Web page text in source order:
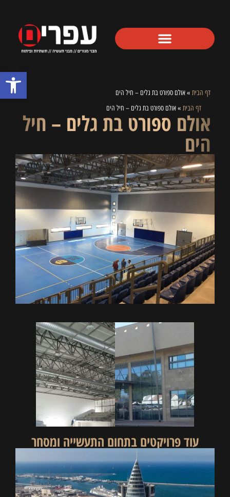
פתח
דף הבית »אולם ספורט בת גלים – חיל הים
דף הבית »אולם ספורט בת גלים – חיל הים
אולם ספורט בת גלים – חיל
הים
עוד פרויקטים בתחום התעשייה ומסחר